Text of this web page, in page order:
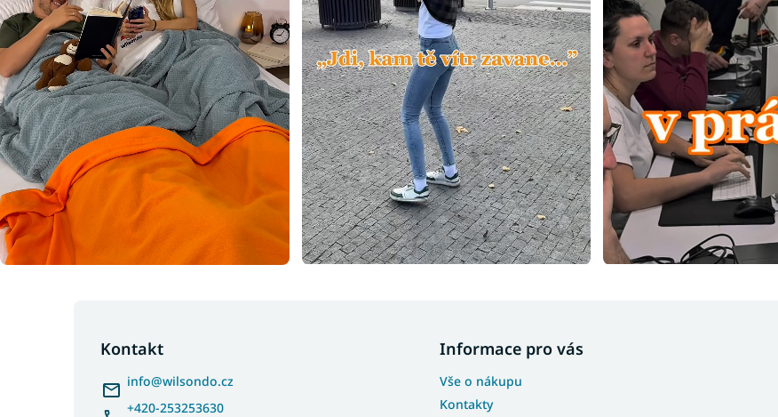
Kontakt
info@wilsondo.cz
+420-253253630
Informace pro vás
Vše o nákupu
Kontakty